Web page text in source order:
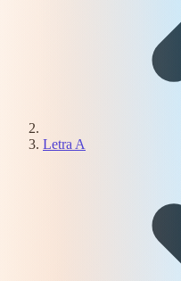
Letra A